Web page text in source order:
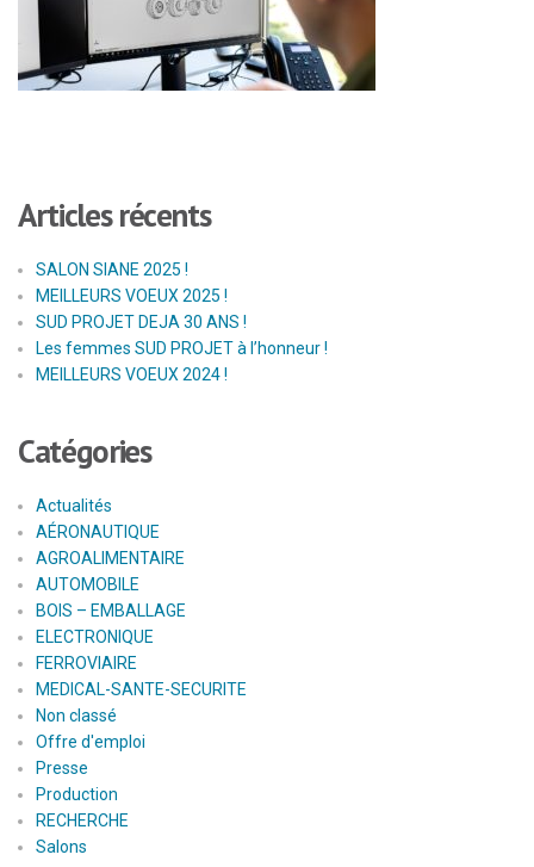
Articles récents
SALON SIANE 2025 !
MEILLEURS VOEUX 2025 !
SUD PROJET DEJA 30 ANS !
Les femmes SUD PROJET à l’honneur !
MEILLEURS VOEUX 2024 !
Catégories
Actualités
AÉRONAUTIQUE
AGROALIMENTAIRE
AUTOMOBILE
BOIS – EMBALLAGE
ELECTRONIQUE
FERROVIAIRE
MEDICAL-SANTE-SECURITE
Non classé
Offre d'emploi
Presse
Production
RECHERCHE
Salons